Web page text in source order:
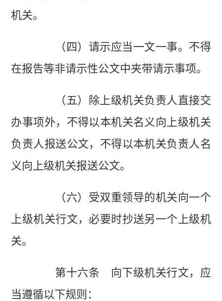
机关。
（四）请示应当一文一事。不得
在报告等非请示性公文中夹带请示事项。
（五）除上级机关负责人直接交
办事项外，不得以本机关名义向上级机关
负责人报送公文，不得以本机关负责人名
义向上级机关报送公文。
（六）受双重领导的机关向一个
上级机关行文，必要时抄送另一个上级机
关。
第十六条 向下级机关行文，应
当遵循以下规则：